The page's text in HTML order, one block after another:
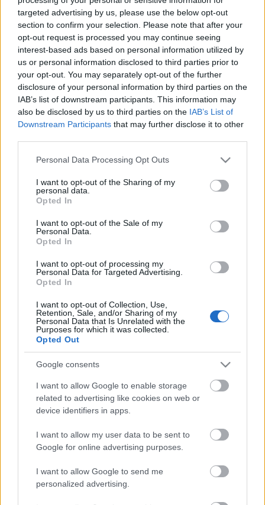
targeted advertising by us, please use the below opt-out
section to confirm your selection. Please note that after your
opt-out request is processed you may continue seeing
interest-based ads based on personal information utilized by
us or personal information disclosed to third parties prior to
your opt-out. You may separately opt-out of the further
disclosure of your personal information by third parties on the
IAB’s list of downstream participants. This information may
also be disclosed by us to third parties on the IAB’s List of
Downstream Participants that may further disclose it to other
Please note that this website/app uses one or more Google
not limited to your visit or usage behaviour. You may click to
grant or deny consent to Google and its third-party tags to
use your data for below specified purposes in below Google
consent section.
Personal Data Processing Opt Outs
I want to opt-out of the Sharing of my
personal data.
Opted In
I want to opt-out of the Sale of my
Personal Data.
Opted In
I want to opt-out of processing my
Personal Data for Targeted Advertising.
Opted In
I want to opt-out of Collection, Use,
Retention, Sale, and/or Sharing of my
Personal Data that Is Unrelated with the
Purposes for which it was collected.
Opted Out
Google consents
I want to allow Google to enable storage
related to advertising like cookies on web or
device identifiers in apps.
I want to allow my user data to be sent to
Google for online advertising purposes.
I want to allow Google to send me
personalized advertising.
brit albumlista élére került.
Hatalmas energiájú koncertjeikkel sorra töltik meg
az arénákat, például a Wembley-t is, illetve
fesztiválokon is bizonyítottak szerte a világon.
TurnéztakMike Shinodával, aDance Gavin Dance
szel is, valamint már saját amerikai headliner
körútjukat is teltház fogadta.
Most a Fearless Recordsnál indítják új korszakukat,
még csak az első ízelítők, a java még hátra van.
Címkék: don broco